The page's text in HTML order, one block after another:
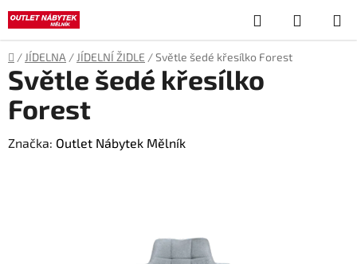
Přejít
na
obsah
Hledat
KOŠÍK
Domů
/ JÍDELNA / JÍDELNÍ ŽIDLE /Světle šedé křesílko Forest
Světle šedé křesílko
Forest
Značka: Outlet Nábytek Mělník